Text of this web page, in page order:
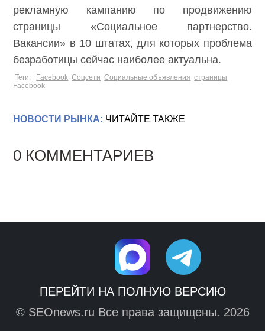
рекламную кампанию по продвижению
страницы «Социальное партнерство.
Вакансии» в 10 штатах, для которых проблема
безработицы сейчас наиболее актуальна.
Теги: Facebook Соцсети Социальные объявления страницы
Facebook
НОВОСТИ РЫНКА: ЧИТАЙТЕ ТАКЖЕ
0 КОММЕНТАРИЕВ
ПЕРЕЙТИ НА ПОЛНУЮ ВЕРСИЮ
© SEOnews.ru Все права защищены. 2026